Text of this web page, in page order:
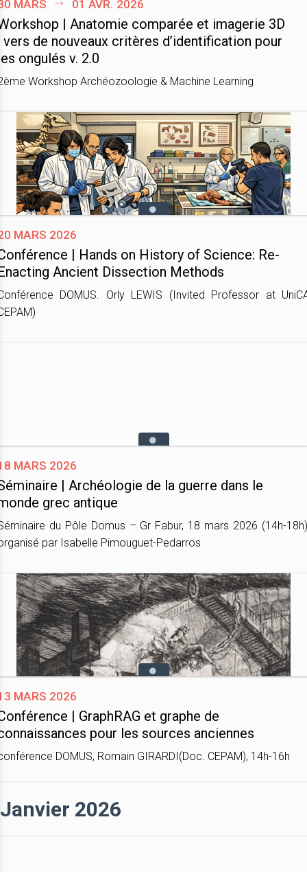
| Anatomie comparée et imagerie 3D
vers de nouveaux critères d’identification pour
ongulés v. 2.0
Workshop Archéozoologie & Machine Learning
mars 2026
| Hands on History of Science: Re-
Ancient Dissection Methods
DOMUS. Orly LEWIS (Invited Professor at
mars 2026
| Archéologie de la guerre dans le
grec antique
du Pôle Domus – Gr Fabur, 18 mars 2026 (14h-
par Isabelle Pimouguet-Pedarros
mars 2026
| GraphRAG et graphe de
pour les sources anciennes
DOMUS, Romain GIRARDI(Doc. CEPAM), 14h-16h
Janvier 2026